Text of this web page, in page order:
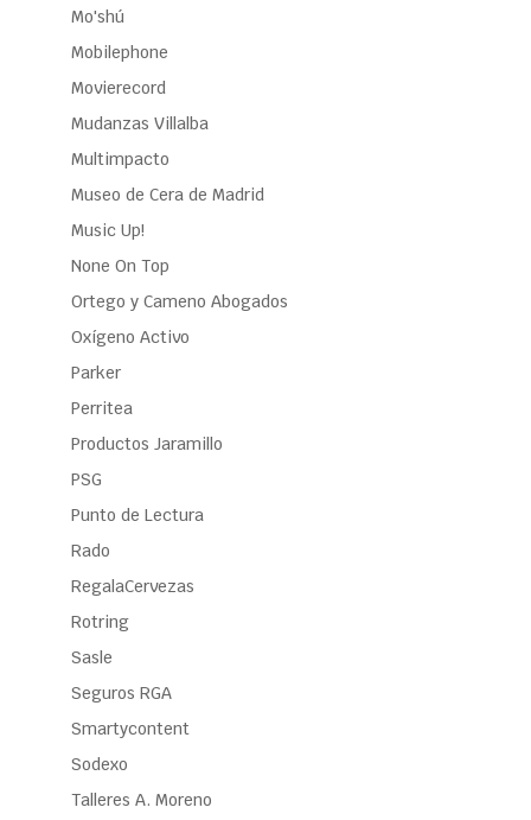
Mo'shú
Mobilephone
Movierecord
Mudanzas Villalba
Multimpacto
Museo de Cera de Madrid
Music Up!
None On Top
Ortego y Cameno Abogados
Oxígeno Activo
Parker
Perritea
Productos Jaramillo
PSG
Punto de Lectura
Rado
RegalaCervezas
Rotring
Sasle
Seguros RGA
Smartycontent
Sodexo
Talleres A. Moreno